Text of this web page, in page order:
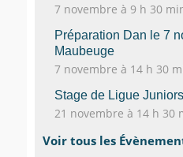
7 novembre à 9 h 30
Préparation Dan le 7
Maubeuge
7 novembre à 14 h 30
Stage de Ligue
21 novembre à 14 h 30
Voir tous les